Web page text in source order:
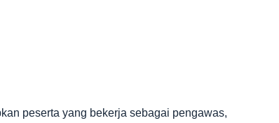
peserta yang bekerja sebagai pengawas,